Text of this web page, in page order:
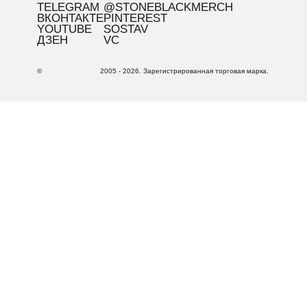
TELEGRAM
ВКОНТАКТЕ
YOUTUBE
ДЗЕН
@STONEBLACKMERCH
PINTEREST
SOSTAV
VC
© 2005 - 2026. Зарегистрированная торговая марка.